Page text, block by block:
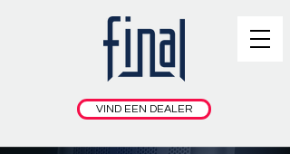
VIND EEN DEALER